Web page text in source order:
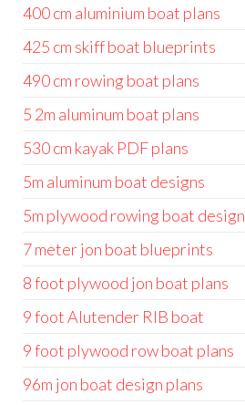
400 cm aluminium boat plans
425 cm skiff boat blueprints
490 cm rowing boat plans
5 2m aluminum boat plans
530 cm kayak PDF plans
5m aluminum boat designs
5m plywood rowing boat design
7 meter jon boat blueprints
8 foot plywood jon boat plans
9 foot Alutender RIB boat
9 foot plywood row boat plans
96m jon boat design plans